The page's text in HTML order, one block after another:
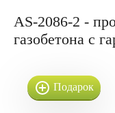
AS-2086-2 -
газобетона с
Подарок